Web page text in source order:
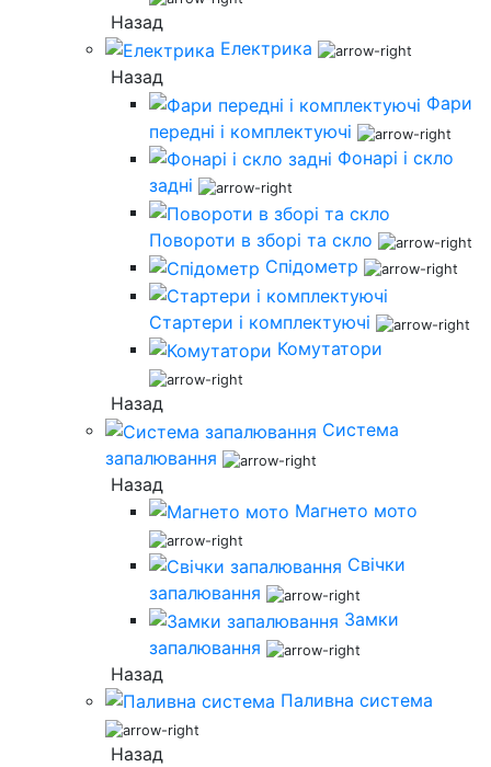
Назад
Електрика
Назад
Фари
передні і комплектуючі
Фонарі і скло
задні
Повороти в зборі та скло
Спідометр
Стартери і комплектуючі
Комутатори
Назад
Система
запалювання
Назад
Магнето мото
Свічки
запалювання
Замки
запалювання
Назад
Паливна система
Назад